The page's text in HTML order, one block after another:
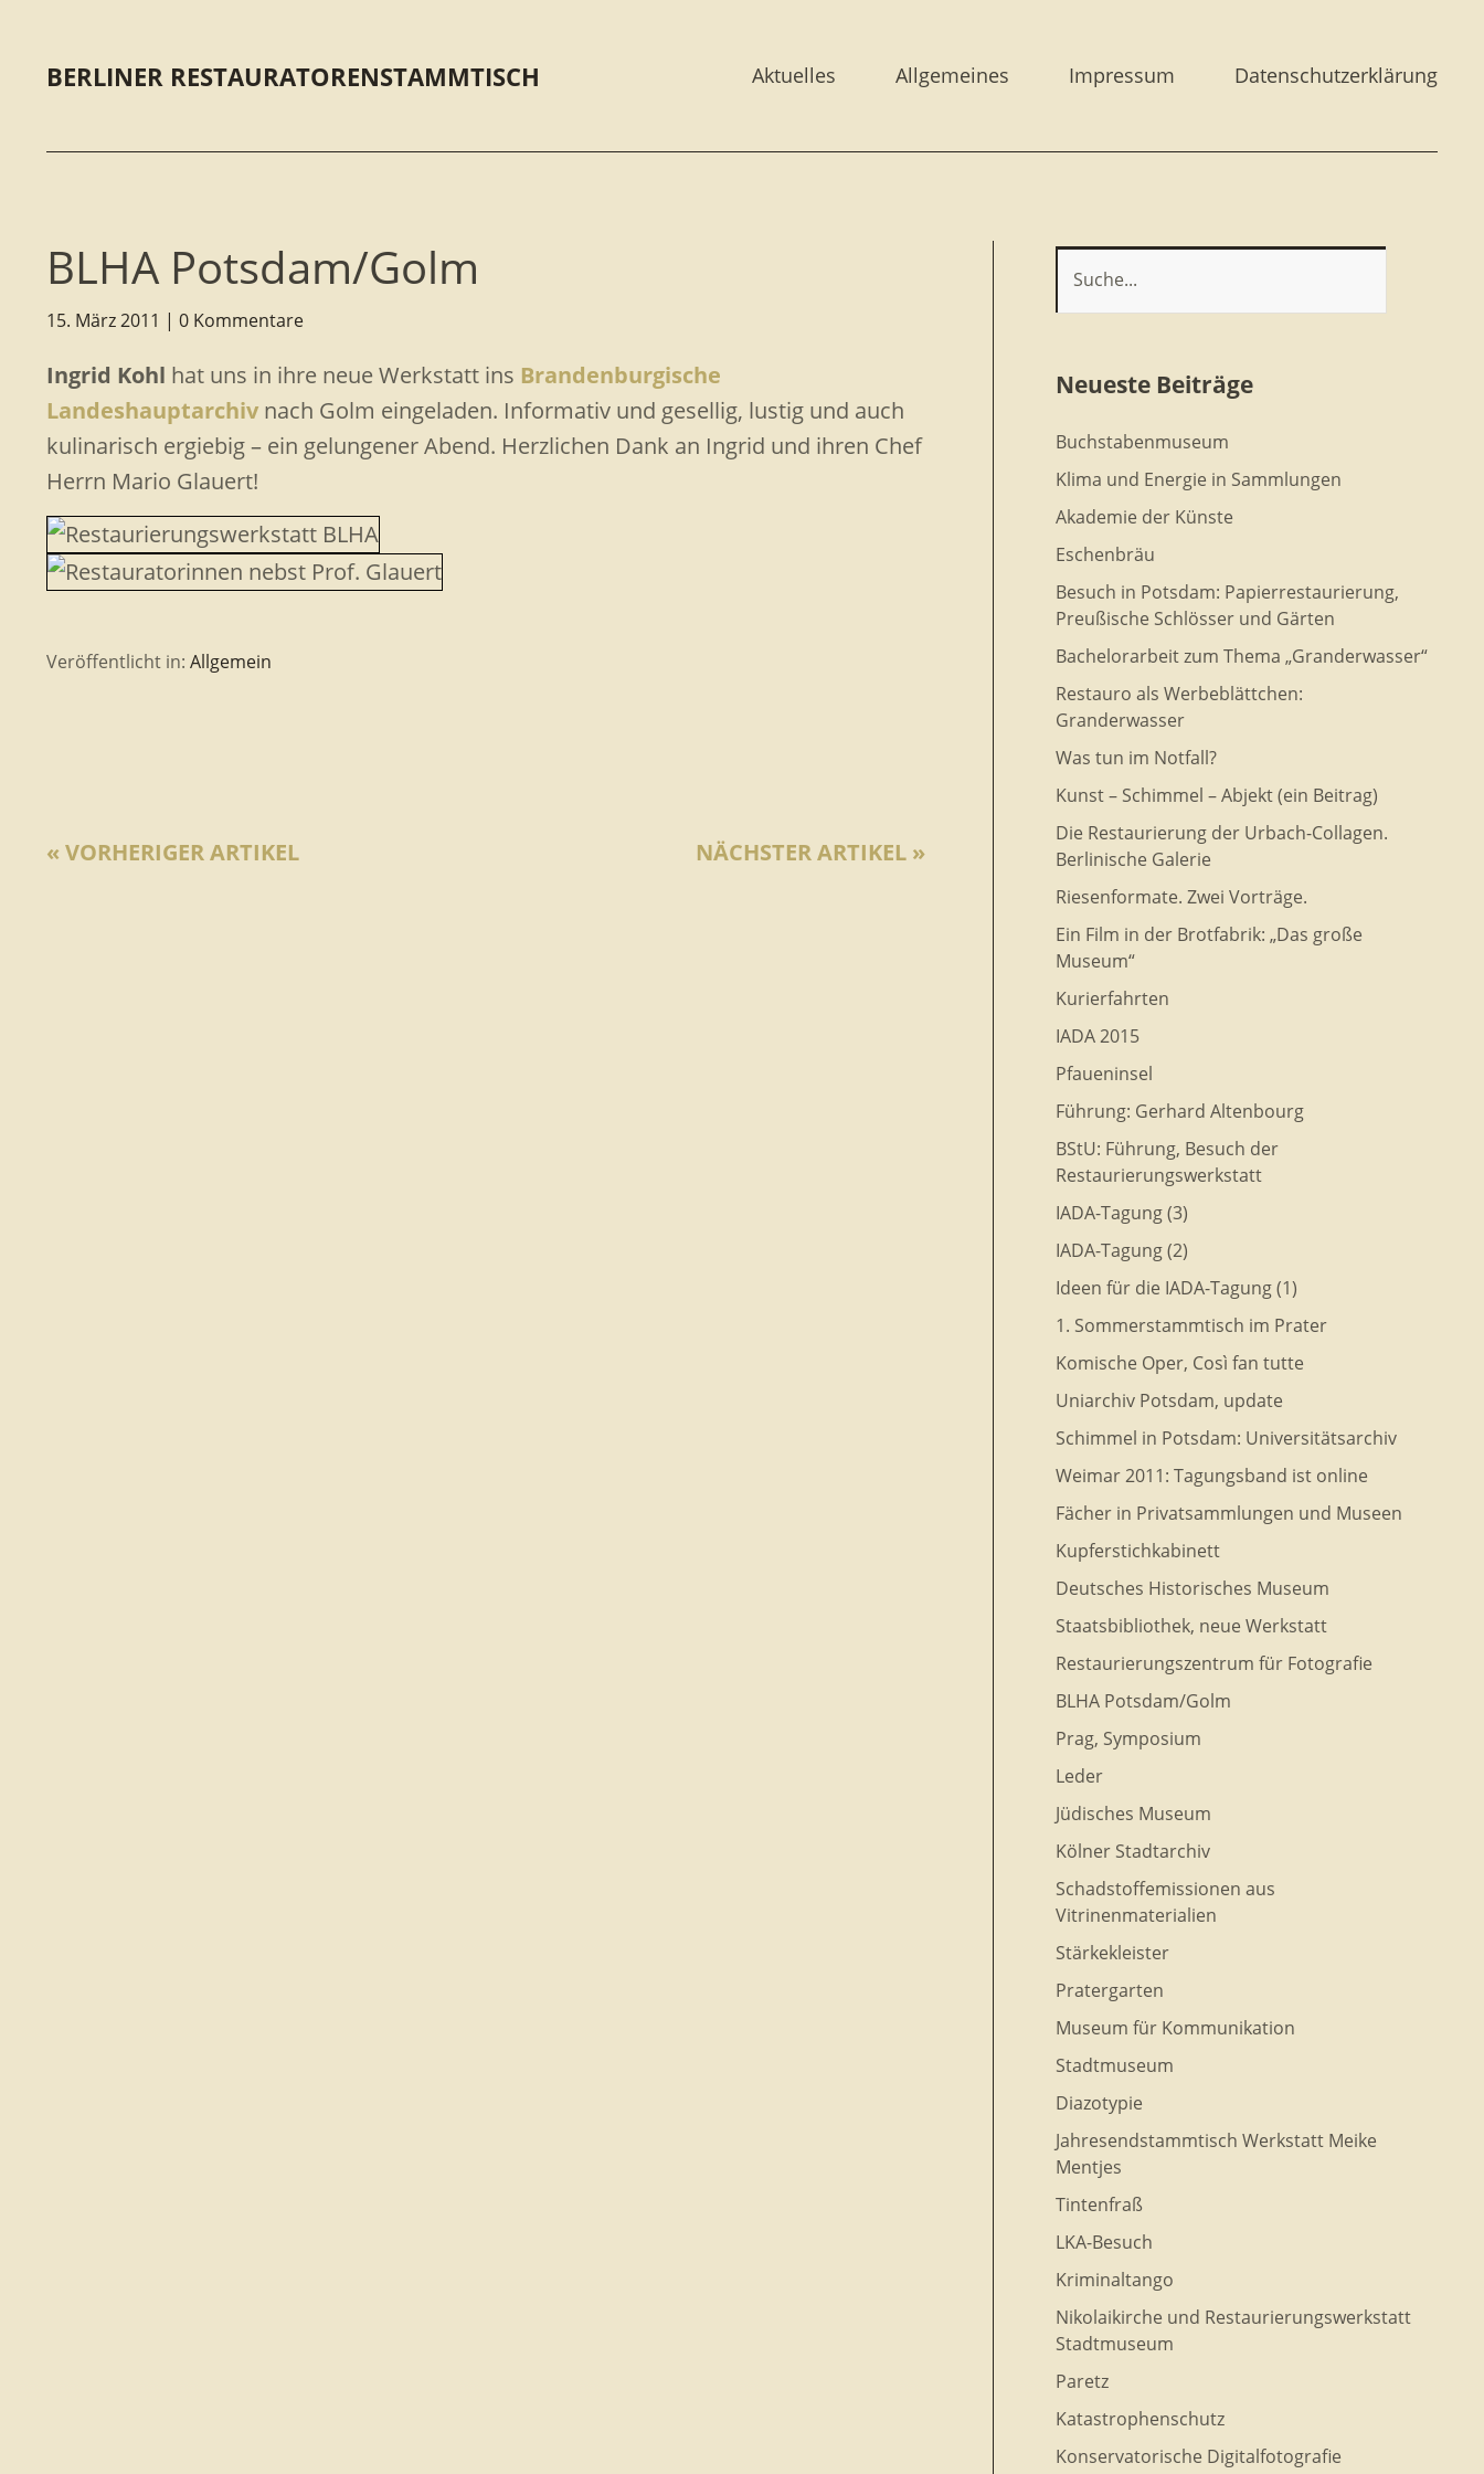
BERLINER RESTAURATORENSTAMMTISCH Aktuelles Allgemeines Impressum Datenschutzerklärung
BLHA Potsdam/Golm
15. März 2011 0 Kommentare
Ingrid Kohl hat uns in ihre neue Werkstatt ins Brandenburgische
Landeshauptarchiv nach Golm eingeladen. Informativ und gesellig, lustig und auch
kulinarisch ergiebig – ein gelungener Abend. Herzlichen Dank an Ingrid und ihren Chef
Herrn Mario Glauert!
Veröffentlicht in: Allgemein
NÄCHSTER ARTIKEL »
« VORHERIGER ARTIKEL
Neueste Beiträge
Buchstabenmuseum
Klima und Energie in Sammlungen
Akademie der Künste
Eschenbräu
Besuch in Potsdam: Papierrestaurierung,
Preußische Schlösser und Gärten
Bachelorarbeit zum Thema „Granderwasser“
Restauro als Werbeblättchen:
Granderwasser
Was tun im Notfall?
Kunst – Schimmel – Abjekt (ein Beitrag)
Die Restaurierung der Urbach-Collagen.
Berlinische Galerie
Riesenformate. Zwei Vorträge.
Ein Film in der Brotfabrik: „Das große
Museum“
Kurierfahrten
IADA 2015
Pfaueninsel
Führung: Gerhard Altenbourg
BStU: Führung, Besuch der
Restaurierungswerkstatt
IADA-Tagung (3)
IADA-Tagung (2)
Ideen für die IADA-Tagung (1)
1. Sommerstammtisch im Prater
Komische Oper, Così fan tutte
Uniarchiv Potsdam, update
Schimmel in Potsdam: Universitätsarchiv
Weimar 2011: Tagungsband ist online
Fächer in Privatsammlungen und Museen
Kupferstichkabinett
Deutsches Historisches Museum
Staatsbibliothek, neue Werkstatt
Restaurierungszentrum für Fotografie
BLHA Potsdam/Golm
Prag, Symposium
Leder
Jüdisches Museum
Kölner Stadtarchiv
Schadstoffemissionen aus
Vitrinenmaterialien
Stärkekleister
Pratergarten
Museum für Kommunikation
Stadtmuseum
Diazotypie
Jahresendstammtisch Werkstatt Meike
Mentjes
Tintenfraß
LKA-Besuch
Kriminaltango
Nikolaikirche und Restaurierungswerkstatt
Stadtmuseum
Paretz
Katastrophenschutz
Konservatorische Digitalfotografie